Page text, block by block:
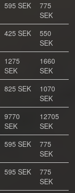
595 SEK
775
SEK
425 SEK
550
SEK
1275
SEK
1660
SEK
825 SEK
1070
SEK
9770
SEK
12705
SEK
595 SEK
775
SEK
595 SEK
775
SEK